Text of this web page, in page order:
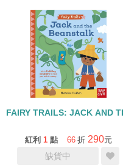
FAIRY TRAILS: JACK AND
紅利 1 點 66 折 290元
缺貨中